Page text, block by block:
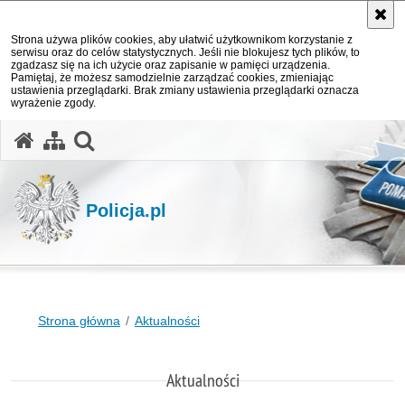
Strona używa plików cookies, aby ułatwić użytkownikom korzystanie z
serwisu oraz do celów statystycznych. Jeśli nie blokujesz tych plików, to
zgadzasz się na ich użycie oraz zapisanie w pamięci urządzenia.
Pamiętaj, że możesz samodzielnie zarządzać cookies, zmieniając
ustawienia przeglądarki. Brak zmiany ustawienia przeglądarki oznacza
wyrażenie zgody.
Policja.pl
Strona główna Aktualności
Aktualności